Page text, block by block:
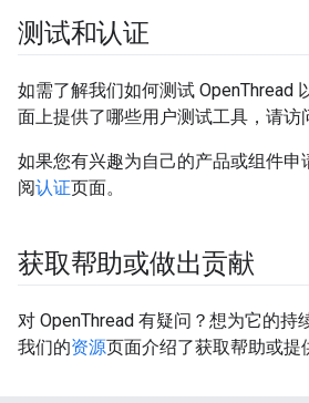
测试和认证
如需了解我们如何测试 OpenThread
面上提供了哪些用户测试工具，请访
如果您有兴趣为自己的产品或组件申
阅认证页面。
获取帮助或做出贡献
对 OpenThread 有疑问？想为它的持
我们的资源页面介绍了获取帮助或提